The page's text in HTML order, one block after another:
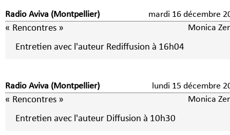
Radio Aviva (Montpellier) mardi 16 décembre
« Rencontres » Monica
Entretien avec l'auteur Rediffusion à 16h04
Radio Aviva (Montpellier) lundi 15 décembre
« Rencontres » Monica
Entretien avec l'auteur Diffusion à 10h30